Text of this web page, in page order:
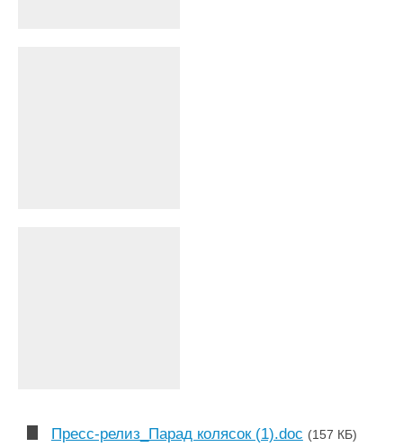
Пресс-релиз_Парад колясок (1).doc (157 КБ)